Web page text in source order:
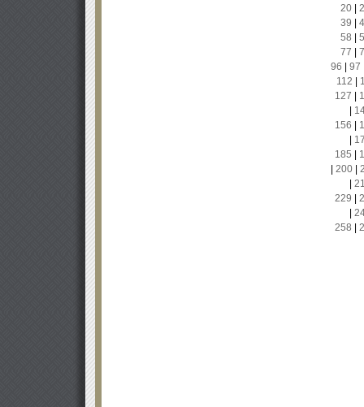
20|
39
58
77
96
97
112
127
156
185
200|
229
258